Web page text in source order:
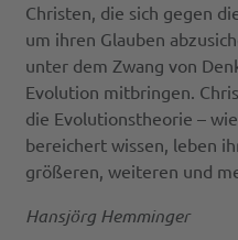
Christen, die sich gegen
um ihren Glauben
unter dem Zwang von
Evolution mitbringen.
die Evolutionstheorie –
bereichert wissen, leben
größeren, weiteren und
Hansjörg Hemminger